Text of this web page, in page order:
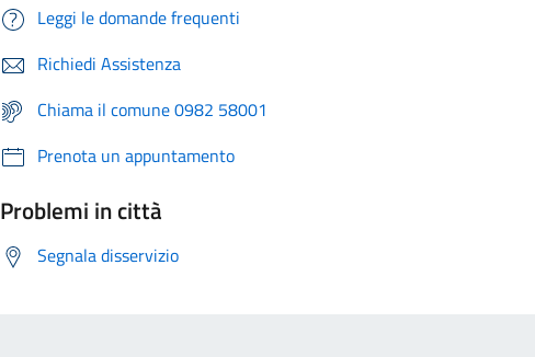
Leggi le domande frequenti
Richiedi Assistenza
Chiama il comune 0982 58001
Prenota un appuntamento
Problemi in città
Segnala disservizio